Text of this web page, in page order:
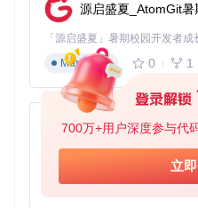
700万+用户深度参与代
立
技术能力评估
零基础用户 →
有编程基础 →
专业开发者 → 基于
交易频率评估
月交易<5次 →
周交易>3次 →
日交易>5次 → 部署本
源启盛夏_AtomGit
Markdown
0 1
py-xiaozhi
Python
0 1